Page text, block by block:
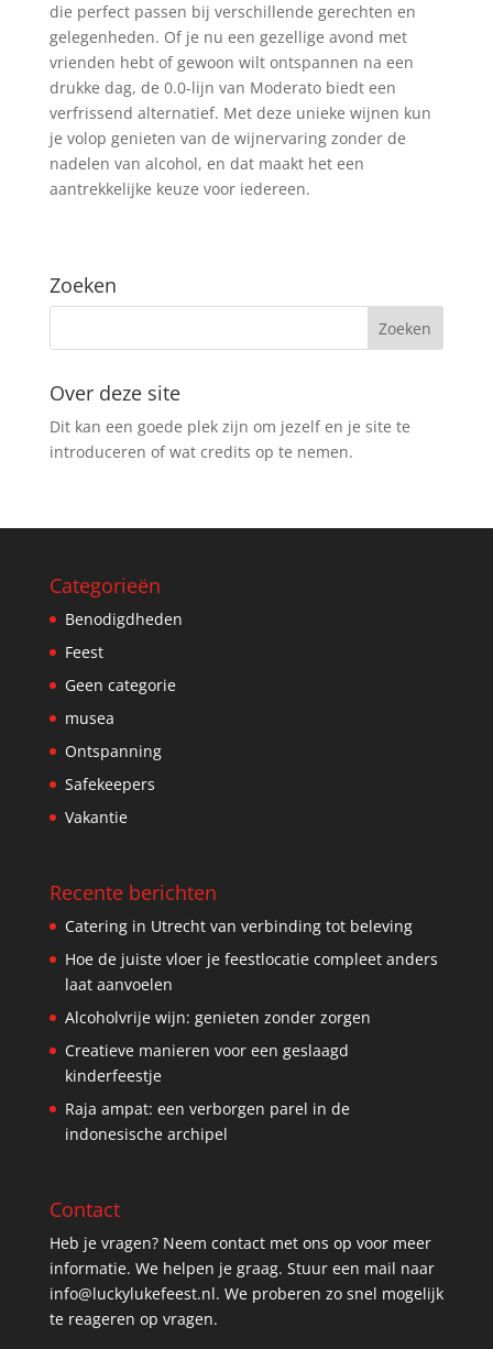
die perfect passen bij verschillende gerechten en
gelegenheden. Of je nu een gezellige avond met
vrienden hebt of gewoon wilt ontspannen na een
drukke dag, de 0.0-lijn van Moderato biedt een
verfrissend alternatief. Met deze unieke wijnen kun
je volop genieten van de wijnervaring zonder de
nadelen van alcohol, en dat maakt het een
aantrekkelijke keuze voor iedereen.
Zoeken
Over deze site
Dit kan een goede plek zijn om jezelf en je site te
introduceren of wat credits op te nemen.
Categorieën
Benodigdheden
Feest
Geen categorie
musea
Ontspanning
Safekeepers
Vakantie
Recente berichten
Catering in Utrecht van verbinding tot beleving
Hoe de juiste vloer je feestlocatie compleet anders
laat aanvoelen
Alcoholvrije wijn: genieten zonder zorgen
Creatieve manieren voor een geslaagd
kinderfeestje
Raja ampat: een verborgen parel in de
indonesische archipel
Contact
Heb je vragen? Neem contact met ons op voor meer
informatie. We helpen je graag. Stuur een mail naar
info@luckylukefeest.nl. We proberen zo snel mogelijk
te reageren op vragen.